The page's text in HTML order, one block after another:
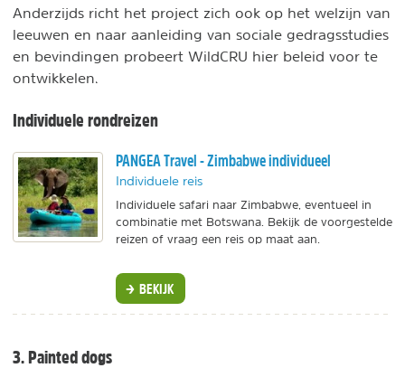
Anderzijds richt het project zich ook op het welzijn van
leeuwen en naar aanleiding van sociale gedragsstudies
en bevindingen probeert WildCRU hier beleid voor te
ontwikkelen.
Individuele rondreizen
PANGEA Travel - Zimbabwe individueel
Individuele reis
Individuele safari naar Zimbabwe, eventueel in
combinatie met Botswana. Bekijk de voorgestelde
reizen of vraag een reis op maat aan.
BEKIJK
3. Painted dogs